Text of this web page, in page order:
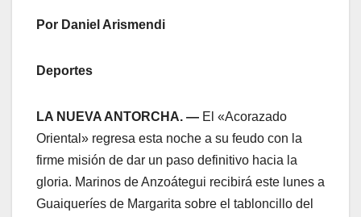
Por Daniel Arismendi
Deportes
LA NUEVA ANTORCHA. — El «Acorazado
Oriental» regresa esta noche a su feudo con la
firme misión de dar un paso definitivo hacia la
gloria. Marinos de Anzoátegui recibirá este lunes a
Guaiqueríes de Margarita sobre el tabloncillo del